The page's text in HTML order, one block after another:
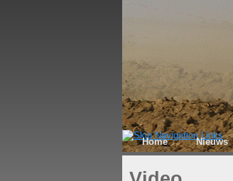
Home Nieuws